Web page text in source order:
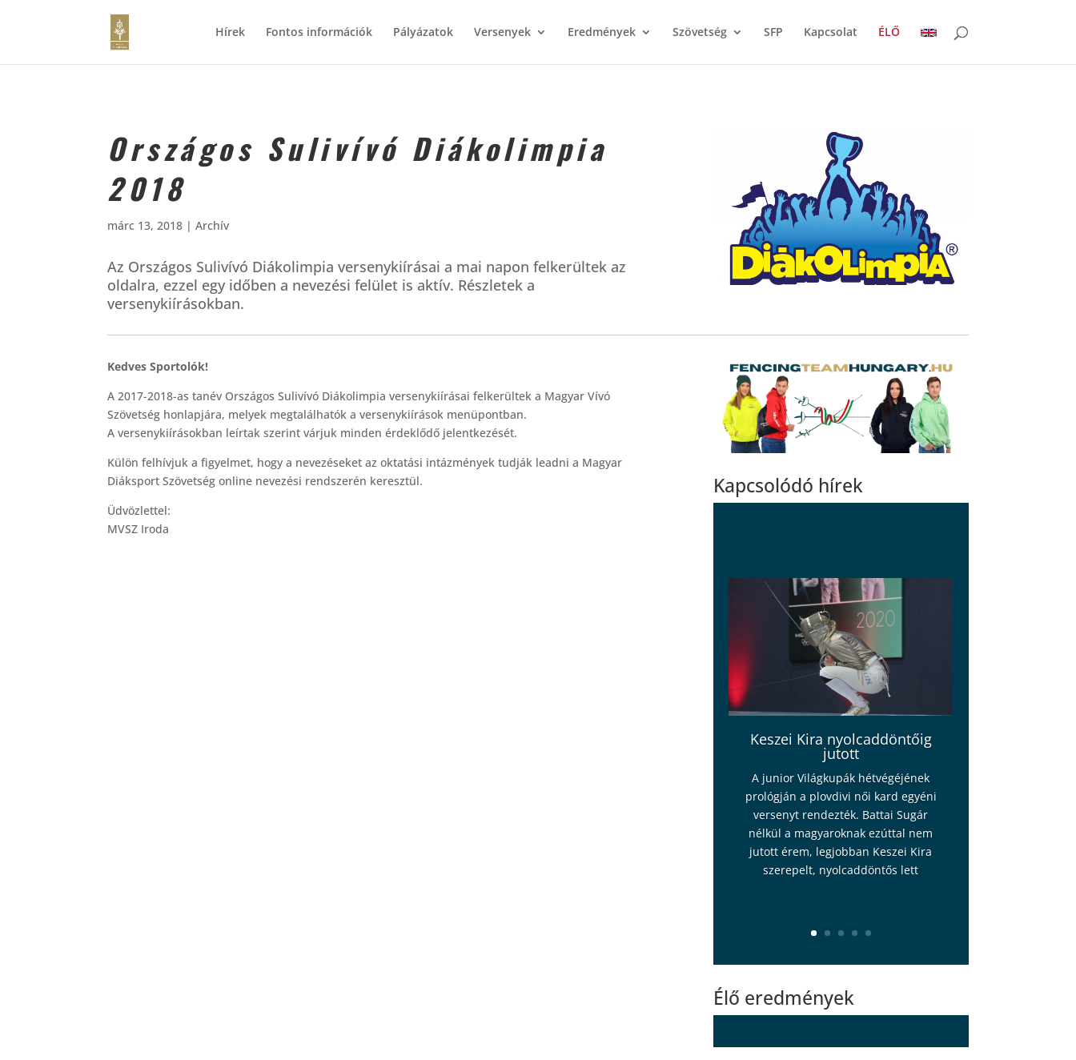
Hírek Fontos információk Pályázatok Versenyek Eredmények Szövetség SFP Kapcsolat ÉLŐ
Országos Sulivívó Diákolimpia
2018
márc 13, 2018 |Archív
Az Országos Sulivívó Diákolimpia versenykiírásai a mai napon felkerültek az
oldalra, ezzel egy időben a nevezési felület is aktív. Részletek a
versenykiírásokban.
Kedves Sportolók!
A 2017-2018-as tanév Országos Sulivívó Diákolimpia versenykiírásai felkerültek a Magyar Vívó
Szövetség honlapjára, melyek megtalálhatók a versenykiírások menüpontban.
A versenykiírásokban leírtak szerint várjuk minden érdeklődő jelentkezését.
Külön felhívjuk a figyelmet, hogy a nevezéseket az oktatási intázmények tudják leadni a Magyar
Diáksport Szövetség online nevezési rendszerén keresztül.
Üdvözlettel:
MVSZ Iroda
Kapcsolódó hírek
Keszei Kira nyolcaddöntőig
jutott
A junior Világkupák hétvégéjének
prológján a plovdivi női kard egyéni
versenyt rendezték. Battai Sugár
nélkül a magyaroknak ezúttal nem
jutott érem, legjobban Keszei Kira
szerepelt, nyolcaddöntős lett
Élő eredmények